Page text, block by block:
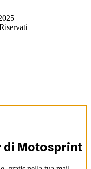
di Motosprint